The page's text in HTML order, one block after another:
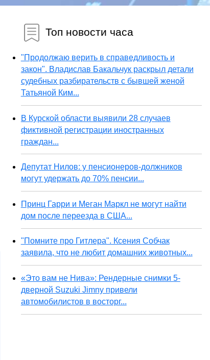
Топ новости часа
"Продолжаю верить в справедливость и
закон". Владислав Бакальчук раскрыл детали
судебных разбирательств с бывшей женой
Татьяной Ким...
В Курской области выявили 28 случаев
фиктивной регистрации иностранных
граждан...
Депутат Нилов: у пенсионеров-должников
могут удержать до 70% пенсии...
Принц Гарри и Меган Маркл не могут найти
дом после переезда в США...
"Помните про Гитлера". Ксения Собчак
заявила, что не любит домашних животных...
«Это вам не Нива»: Рендерные снимки 5-
дверной Suzuki Jimny привели
автомобилистов в восторг...